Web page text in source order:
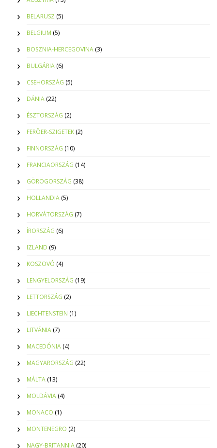
BELARUSZ (5)
BELGIUM (5)
BOSZNIA-HERCEGOVINA (3)
BULGÁRIA (6)
CSEHORSZÁG (5)
DÁNIA (22)
ÉSZTORSZÁG (2)
FERÖER-SZIGETEK (2)
FINNORSZÁG (10)
FRANCIAORSZÁG (14)
GÖRÖGORSZÁG (38)
HOLLANDIA (5)
HORVÁTORSZÁG (7)
ÍRORSZÁG (6)
IZLAND (9)
KOSZOVÓ (4)
LENGYELORSZÁG (19)
LETTORSZÁG (2)
LIECHTENSTEIN (1)
LITVÁNIA (7)
MACEDÓNIA (4)
MAGYARORSZÁG (22)
MÁLTA (13)
MOLDÁVIA (4)
MONACO (1)
MONTENEGRO (2)
NAGY-BRITANNIA (20)